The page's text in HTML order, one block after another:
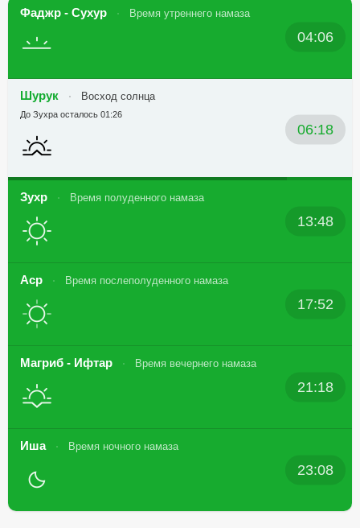
Фаджр - Сухур Время утреннего намаза
04:06
Шурук Восход солнца
06:18
До Зухра осталось 01:26
Зухр Время полуденного намаза
13:48
Аср Время послеполуденного намаза
17:52
Магриб - Ифтар Время вечернего намаза
21:18
Иша Время ночного намаза
23:08